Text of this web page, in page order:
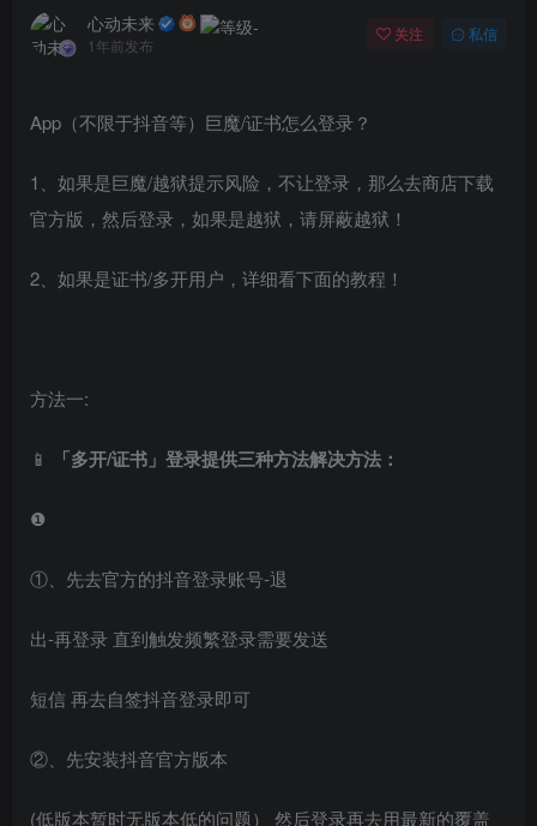
心动未来
1年前发布
关注 私信
App（不限于抖音等）巨魔/证书怎么登录？
1、如果是巨魔/越狱提示风险，不让登录，那么去商店下载
官方版，然后登录，如果是越狱，请屏蔽越狱！
2、如果是证书/多开用户，详细看下面的教程！
方法一:
📱 「多开/证书」登录提供三种方法解决方法：
❶
①、先去官方的抖音登录账号-退
出-再登录 直到触发频繁登录需要发送
短信 再去自签抖音登录即可
②、先安装抖音官方版本
(低版本暂时无版本低的问题） 然后登录再去用最新的覆盖